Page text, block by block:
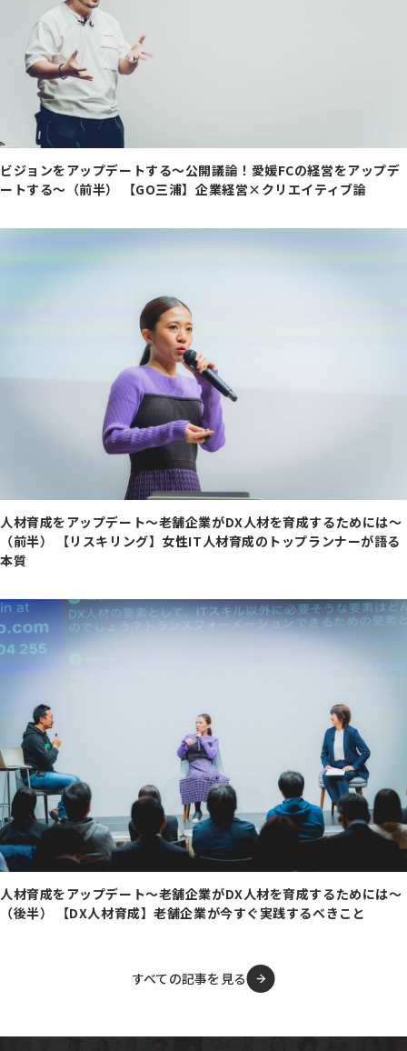
ビジョンをアップデートする～公開議論！愛媛FCの経営をアップデ
ートする～（前半） 【GO三浦】企業経営×クリエイティブ論
人材育成をアップデート～老舗企業がDX人材を育成するためには～
（前半） 【リスキリング】女性IT人材育成のトップランナーが語る
本質
人材育成をアップデート～老舗企業がDX人材を育成するためには～
（後半） 【DX人材育成】老舗企業が今すぐ実践するべきこと
すべての記事を見る